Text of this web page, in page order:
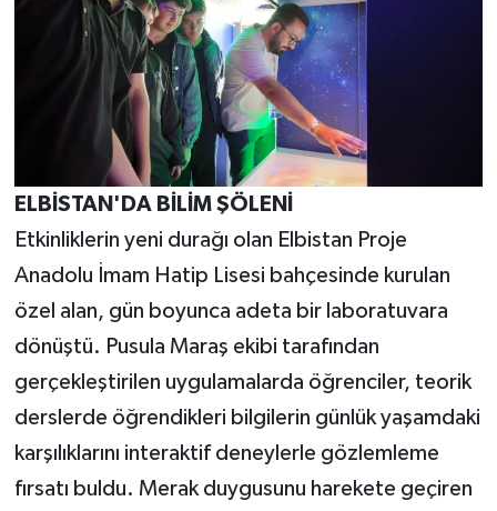
ELBİSTAN'DA BİLİM ŞÖLENİ
Etkinliklerin yeni durağı olan Elbistan Proje
Anadolu İmam Hatip Lisesi bahçesinde kurulan
özel alan, gün boyunca adeta bir laboratuvara
dönüştü. Pusula Maraş ekibi tarafından
gerçekleştirilen uygulamalarda öğrenciler, teorik
derslerde öğrendikleri bilgilerin günlük yaşamdaki
karşılıklarını interaktif deneylerle gözlemleme
fırsatı buldu. Merak duygusunu harekete geçiren